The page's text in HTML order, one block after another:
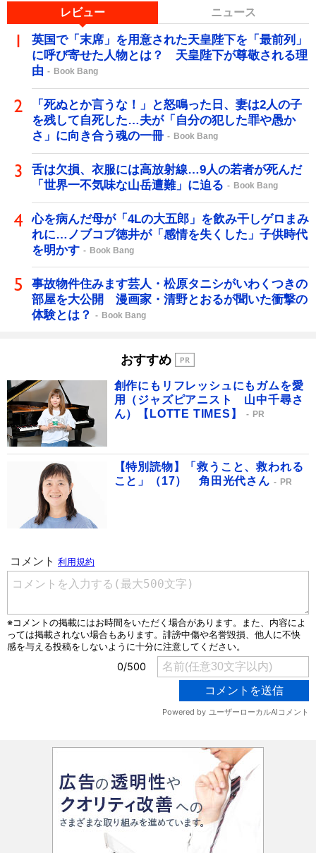
レビュー ニュース
英国で「末席」を用意された天皇陛下を「最前列」
に呼び寄せた人物とは？ 天皇陛下が尊敬される理
由
Book Bang
「死ぬとか言うな！」と怒鳴った日、妻は2人の子
を残して自死した…夫が「自分の犯した罪や愚か
さ」に向き合う魂の一冊
Book Bang
舌は欠損、衣服には高放射線…9人の若者が死んだ
「世界一不気味な山岳遭難」に迫る
Book Bang
心を病んだ母が「4Lの大五郎」を飲み干しゲロまみ
れに…ノブコブ徳井が「感情を失くした」子供時代
を明かす
Book Bang
事故物件住みます芸人・松原タニシがいわくつきの
部屋を大公開 漫画家・清野とおるが聞いた衝撃の
体験とは？
Book Bang
おすすめ
創作にもリフレッシュにもガムを愛
用（ジャズピアニスト 山中千尋さ
ん）【LOTTE TIMES】
PR
【特別読物】「救うこと、救われる
こと」（17） 角田光代さん
PR